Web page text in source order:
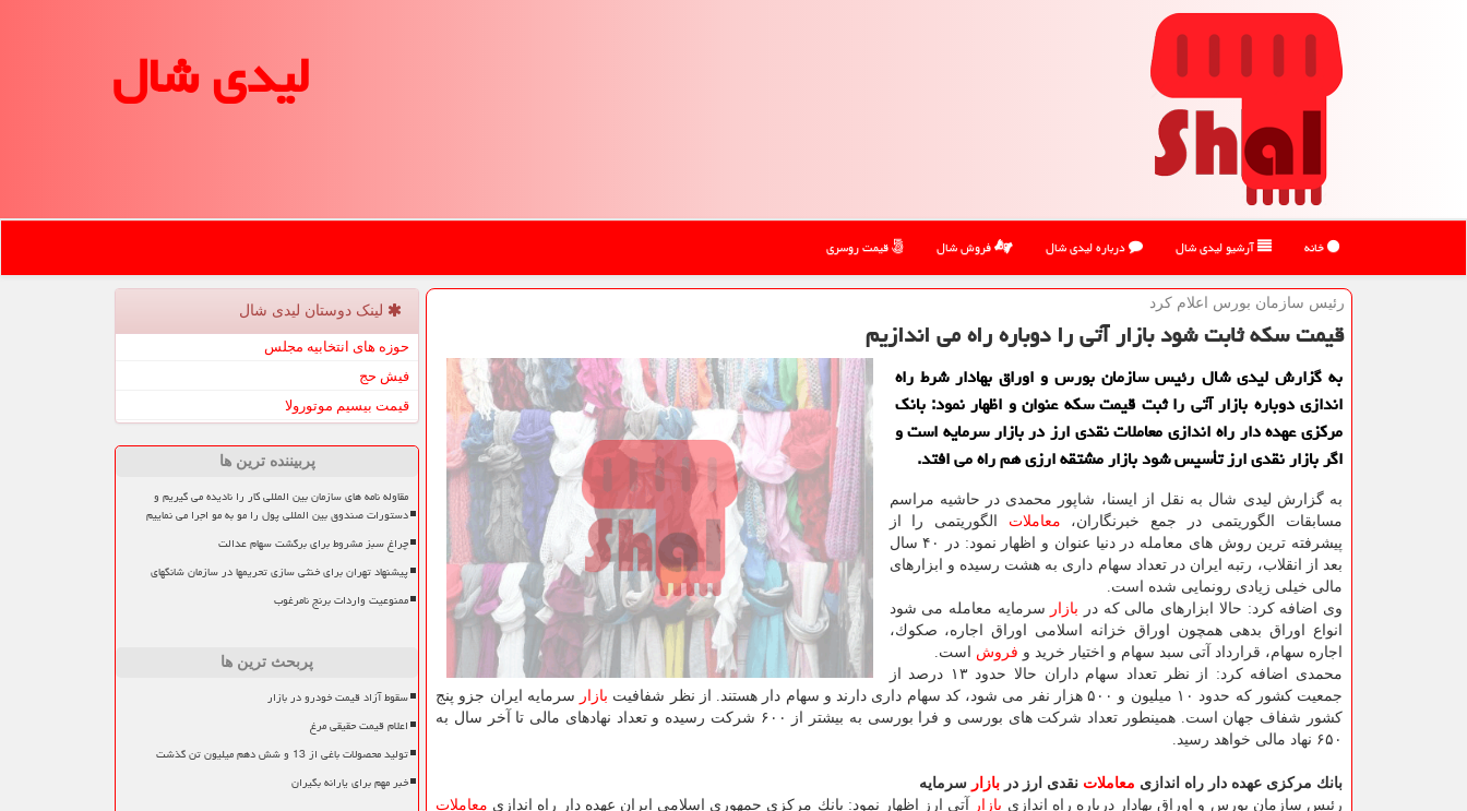
لیدی شال
خانه آرشیو لیدی شال درباره لیدی شال فروش شال قیمت روسری
رئیس سازمان بورس اعلام كرد
قیمت سكه ثابت شود بازار آتی را دوباره راه می اندازیم
به گزارش لیدی شال رئیس سازمان بورس و اوراق بهادار شرط راه
اندازی دوباره بازار آتی را ثبت قیمت سكه عنوان و اظهار نمود: بانك
مركزی عهده دار راه اندازی معاملات نقدی ارز در بازار سرمایه است و
اگر بازار نقدی ارز تأسیس شود بازار مشتقه ارزی هم راه می افتد.
به گزارش لیدی شال به نقل از ایسنا، شاپور محمدی در حاشیه مراسم
مسابقات الگوریتمی در جمع خبرنگاران، معاملات الگوریتمی را از
پیشرفته ترین روش های معامله در دنیا عنوان و اظهار نمود: در ۴۰ سال
بعد از انقلاب، رتبه ایران در تعداد سهام داری به هشت رسیده و ابزارهای
مالی خیلی زیادی رونمایی شده است.
وی اضافه كرد: حالا ابزارهای مالی كه در بازار سرمایه معامله می شود
انواع اوراق بدهی همچون اوراق خزانه اسلامی اوراق اجاره، صكوك،
اجاره سهام، قرارداد آتی سبد سهام و اختیار خرید و فروش است.
محمدی اضافه كرد: از نظر تعداد سهام داران حالا حدود ۱۳ درصد از
جمعیت كشور كه حدود ۱۰ میلیون و ۵۰۰ هزار نفر می شود، كد سهام داری دارند و سهام دار هستند. از نظر شفافیت
بازار سرمایه ایران جزو پنج
كشور شفاف جهان است. همینطور تعداد شركت های بورسی و فرا بورسی به بیشتر از ۶۰۰ شركت رسیده و تعداد نهادهای مالی تا آخر سال به
۶۵۰ نهاد مالی خواهد رسید.
بانك مركزی عهده دار راه اندازی معاملات نقدی ارز در بازار سرمایه
رئیس سازمان بورس و اوراق بهادار درباره راه اندازی بازار آتی ارز اظهار نمود: بانك مركزی جمهوری اسلامی ایران عهده دار راه اندازی معاملات
لینک دوستان لیدی شال
حوزه های انتخابیه مجلس
فیش حج
قیمت بیسیم موتورولا
پربیننده ترین ها
مقاوله نامه های سازمان بین المللی کار را نادیده می گیریم و
دستورات صندوق بین المللی پول را مو به مو اجرا می نماییم
چراغ سبز مشروط برای برگشت سهام عدالت
پیشنهاد تهران برای خنثی سازی تحریمها در سازمان شانگهای
ممنوعیت واردات برنج نامرغوب
پربحث ترین ها
سقوط آزاد قیمت خودرو در بازار
اعلام قیمت حقیقی مرغ
تولید محصولات باغی از 13 و شش دهم میلیون تن گذشت
خبر مهم برای یارانه بگیران